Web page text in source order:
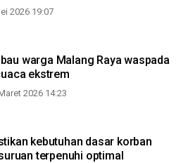
2026 19:07
warga Malang Raya waspada
ekstrem
2026 14:23
kebutuhan dasar korban
terpenuhi optimal